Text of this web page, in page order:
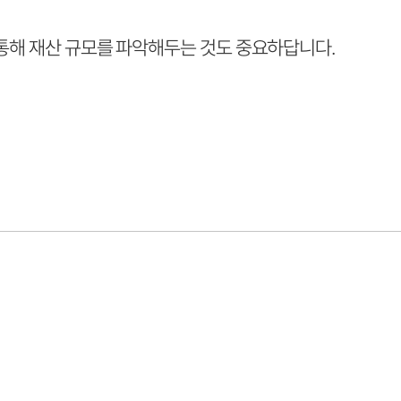
재산 규모를 파악해두는 것도 중요하답니다.